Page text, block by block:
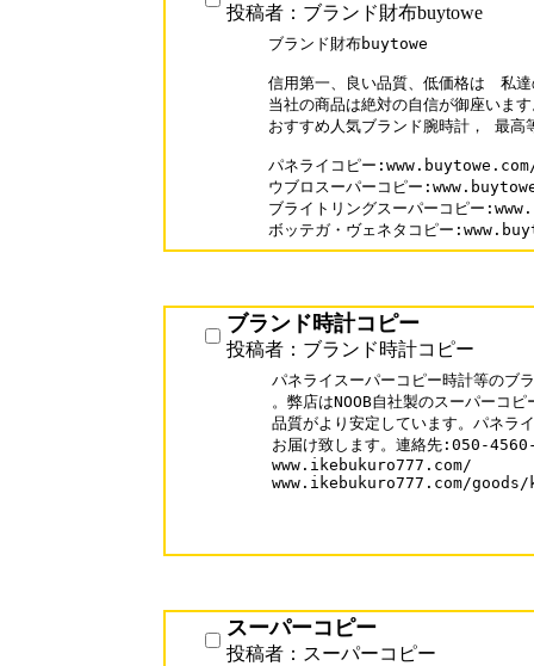
投稿者：ブランド財布buytowe
ブランド財布buytowe
信用第一、良い品質、低価格は　私
当社の商品は絶対の自信が御座いま
おすすめ人気ブランド腕時計， 最高
パネライコピー
ウブロスーパーコピー
ブライトリングスーパーコピー
ボッテガ・ヴェネタコピー
ブランド時計コピー
投稿者：ブランド時計コピー
パネライスーパーコピー時計等のブ
。弊店はNOOB自社製のスーパーコ
品質がより安定しています。パネラ
お届け致します。連絡先:050-
www.ikebukuro777.com/
www.ikebukuro777.com/
スーパーコピー
投稿者：スーパーコピー